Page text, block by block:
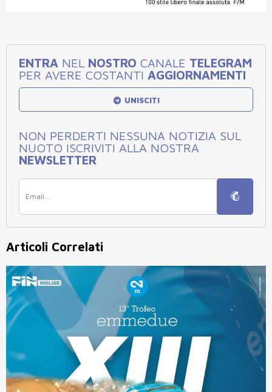
ENTRA NEL NOSTRO CANALE TELEGRAM
PER AVERE COSTANTI AGGIORNAMENTI
UNISCITI
NON PERDERTI NESSUNA NOTIZIA SUL
NUOTO ISCRIVITI ALLA NOSTRA
NEWSLETTER
Articoli Correlati